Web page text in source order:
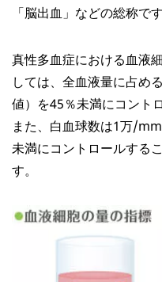
「脳出血」などの総称です
真性多血症における血液
しては、全血液量に占め
値）を45％未満にコント
また、白血球数は1万/mm
未満にコントロールする
す。